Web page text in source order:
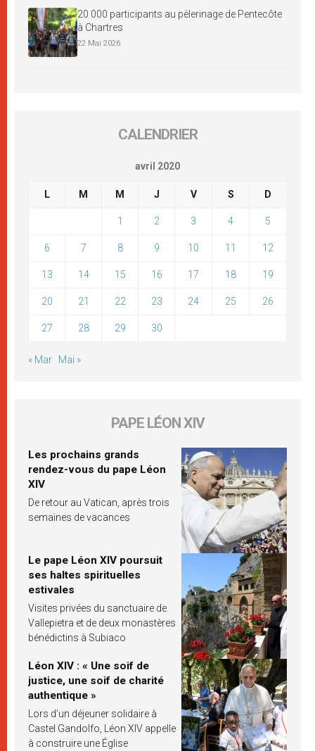
20 000 participants au pèlerinage de Pentecôte
à Chartres
22 Mai 2026
CALENDRIER
avril 2020
L M M J V S D
1 2 3 4 5
6 7 8 9 10 11 12
13 14 15 16 17 18 19
20 21 22 23 24 25 26
27 28 29 30
« Mar Mai »
PAPE LÉON XIV
Les prochains grands
rendez-vous du pape Léon
XIV
De retour au Vatican, après trois
semaines de vacances
Le pape Léon XIV poursuit
ses haltes spirituelles
estivales
Visites privées du sanctuaire de
Vallepietra et de deux monastères
bénédictins à Subiaco
Léon XIV : « Une soif de
justice, une soif de charité
authentique »
Lors d’un déjeuner solidaire à
Castel Gandolfo, Léon XIV appelle
à construire une Église